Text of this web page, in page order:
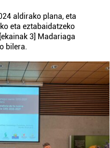
aldirako plana, eta
eta eztabaidatzeko
3] Madariaga
bilera.